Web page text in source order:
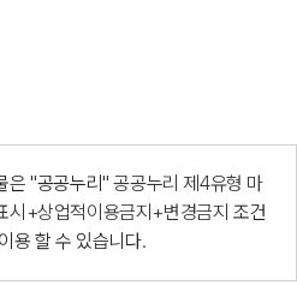
은 "공공누리"공공누리 제4유형 마
시+상업적이용금지+변경금지 조건
용 할 수 있습니다.